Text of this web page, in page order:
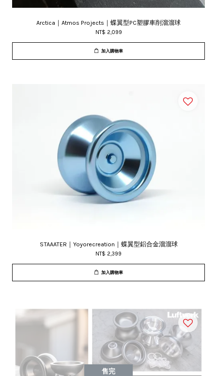
Arctica｜Atmos Projects｜蝶翼型PC塑膠車削溜溜球
NT$ 2,099
加入購物車
STAAATER｜Yoyorecreation｜蝶翼型鋁合金溜溜球
NT$ 2,399
加入購物車
售完